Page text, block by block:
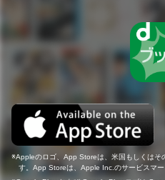
Appleのロゴ、App Storeは、米国もしくは
す。App Storeは、Apple Inc.のサービスマー